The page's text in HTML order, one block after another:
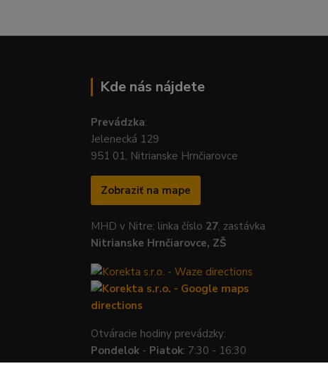
Kde nás nájdete
Prevádzka:
Jelenecká 129
951 01, Nitrianske Hrnčiarovce
Zobraziť na mape
MHD v Nitre: linka číslo 27, zastávka
Nitrianske Hrnčiarovce, ZŠ
Otváracie hodiny prevádzky:
Pondelok - Piatok: 7:30 - 16:30